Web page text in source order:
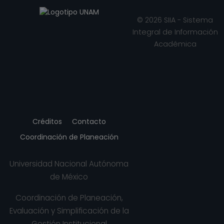
Ciencias
Desde 01-10-2016
hasta 28-02-2017
No Definitivo
hasta 30-04-2016
Créditos
Contacto
Coordinación de Planeación
Universidad Nacional Autónoma
de México
Coordinación de Planeación,
Evaluación y Simplificación de la
© 2026 SIIA - Sistema
Integral de Información
Académica